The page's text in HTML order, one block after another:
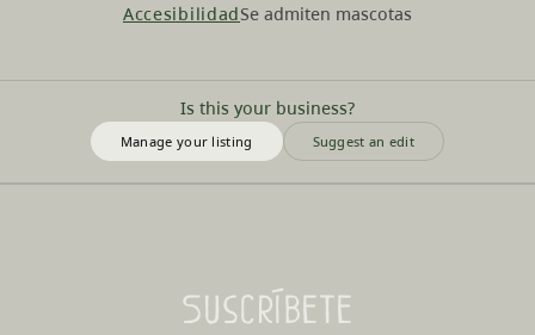
AccesibilidadSe admiten mascotas
Is this your business?
Manage your listing Suggest an edit
Suscríbete